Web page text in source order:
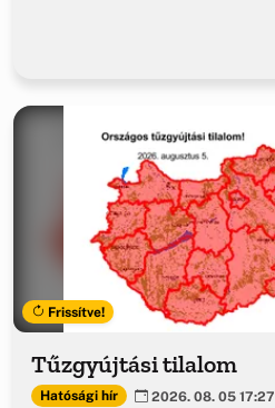
Frissítve!
Tűzgyújtási tilalom
Hatósági hír 2026. 08. 05 17:27